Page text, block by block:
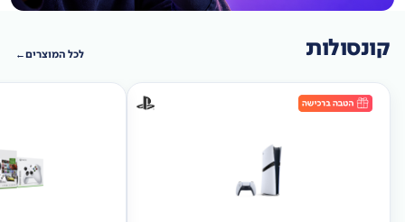
קונסולות לכל המוצרים